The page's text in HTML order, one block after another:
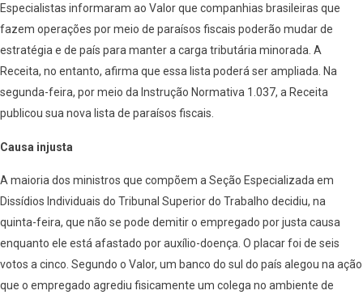
Especialistas informaram ao Valor que companhias brasileiras que
fazem operações por meio de paraísos fiscais poderão mudar de
estratégia e de país para manter a carga tributária minorada. A
Receita, no entanto, afirma que essa lista poderá ser ampliada. Na
segunda-feira, por meio da Instrução Normativa 1.037, a Receita
publicou sua nova lista de paraísos fiscais.
Causa injusta
A maioria dos ministros que compõem a Seção Especializada em
Dissídios Individuais do Tribunal Superior do Trabalho decidiu, na
quinta-feira, que não se pode demitir o empregado por justa causa
enquanto ele está afastado por auxílio-doença. O placar foi de seis
votos a cinco. Segundo o Valor, um banco do sul do país alegou na ação
que o empregado agrediu fisicamente um colega no ambiente de